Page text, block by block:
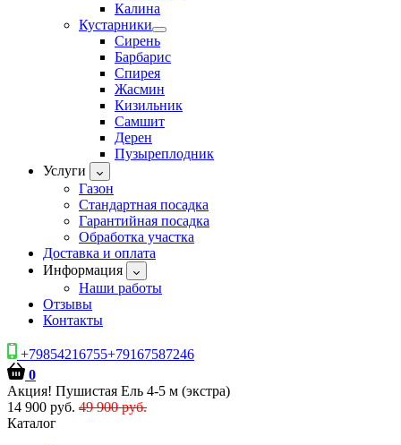
Калина
Кустарники
Сирень
Барбарис
Спирея
Жасмин
Кизильник
Самшит
Дерен
Пузыреплодник
Услуги
Газон
Стандартная посадка
Гарантийная посадка
Обработка участка
Доставка и оплата
Информация
Наши работы
Отзывы
Контакты
+79854216755+79167587246
0
Акция! Пушистая Ель 4-5 м (экстра)
14 900 руб. 49 900 руб.
Каталог